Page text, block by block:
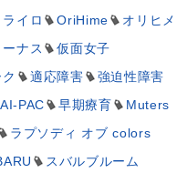
ライロ OriHime
オリヒメ
ナス
仮面女子
適応障害
強迫性障害
AI-PAC 早期療育
Muters
ラプソディ オブ colors
スバルブルーム